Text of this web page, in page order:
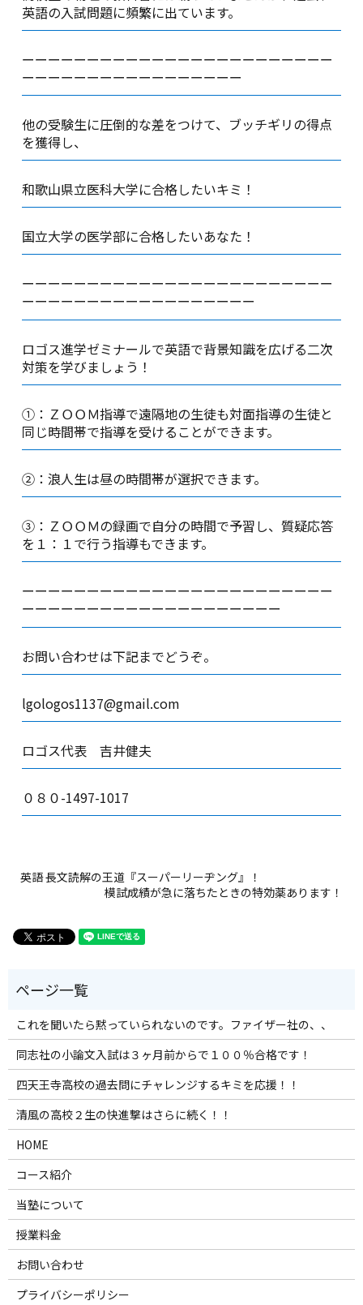
英語の入試問題に頻繁に出ています。
ーーーーーーーーーーーーーーーーーーーーーーーー
ーーーーーーーーーーーーーーーーー
他の受験生に圧倒的な差をつけて、ブッチギリの得点
を獲得し、
和歌山県立医科大学に合格したいキミ！
国立大学の医学部に合格したいあなた！
ーーーーーーーーーーーーーーーーーーーーーーーー
ーーーーーーーーーーーーーーーーーー
ロゴス進学ゼミナールで英語で背景知識を広げる二次
対策を学びましょう！
①：ＺＯＯＭ指導で遠隔地の生徒も対面指導の生徒と
同じ時間帯で指導を受けることができます。
②：浪人生は昼の時間帯が選択できます。
③：ＺＯＯＭの録画で自分の時間で予習し、質疑応答
を１：１で行う指導もできます。
ーーーーーーーーーーーーーーーーーーーーーーーー
ーーーーーーーーーーーーーーーーーーーー
お問い合わせは下記までどうぞ。
lgologos1137@gmail.com
ロゴス代表 吉井健夫
０８０-1497-1017
英語 長文読解の王道『スーパーリーヂング』！
模試成績が急に落ちたときの特効薬あります！
これを聞いたら黙っていられないのです。ファイザー社の、、
同志社の小論文入試は３ヶ月前からで１００％合格です！
四天王寺高校の過去問にチャレンジするキミを応援！！
清風の高校２生の快進撃はさらに続く！！
HOME
コース紹介
当塾について
授業料金
お問い合わせ
プライバシーポリシー